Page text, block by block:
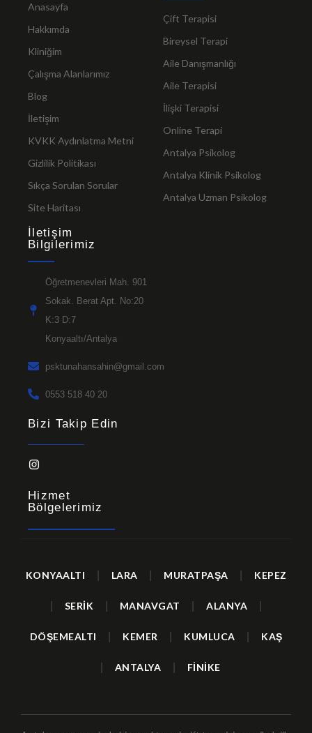
Anasayfa
Hakkımda
Kliniğim
Çalışma Alanlarımız
Blog
İletişim
KVKK Aydınlatma Metni
Gizlilik Politikası
Sıkça Sorulan Sorular
Site Haritası
Çift Terapisi
Bireysel Terapi
Aile Danışmanlığı
Aile Terapisi
İlişki Terapisi
Online Terapi
Antalya Psikolog
Antalya Klinik Psikolog
Antalya Uzman Psikolog
İletişim
Bilgilerimiz
Öğretmenevleri Mah. 901
Sokak. Berat Apt. No:20
K:3 D:7
Konyaaltı/Antalya
psktunahansahin@gmail.com
0553 518 40 20
Bizi Takip Edin
Hizmet
Bölgelerimiz
KONYAALTI LARA MURATPAŞA KEPEZ
SERİK MANAVGAT ALANYA
DÖŞEMEALTI KEMER KUMLUCA KAŞ
ANTALYA FİNİKE